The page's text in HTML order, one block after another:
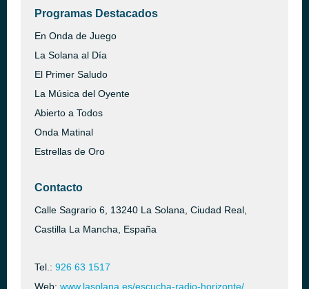
Programas Destacados
En Onda de Juego
La Solana al Día
El Primer Saludo
La Música del Oyente
Abierto a Todos
Onda Matinal
Estrellas de Oro
Contacto
Calle Sagrario 6, 13240 La Solana, Ciudad Real,
Castilla La Mancha, España
Tel.: 926 63 1517
Web: www.lasolana.es/escucha-radio-horizonte/